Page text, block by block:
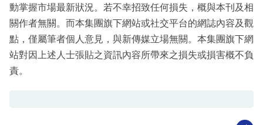
動掌握市場最新狀況。若不幸招致任何損失，概與本刊及相
關作者無關。而本集團旗下網站或社交平台的網誌內容及觀
點，僅屬筆者個人意見，與新傳媒立場無關。本集團旗下網
站對因上述人士張貼之資訊內容所帶來之損失或損害概不負
責。